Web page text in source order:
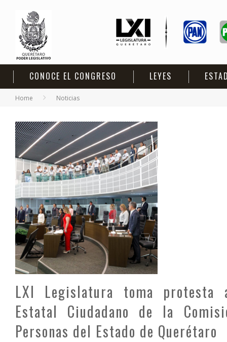
CONOCE EL CONGRESO LEYES
Home Noticias
LXI Legislatura toma protesta
Estatal Ciudadano de la
Personas del Estado de Querétaro